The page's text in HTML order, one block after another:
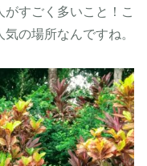
すごく多いこと！こ
の場所なんですね。